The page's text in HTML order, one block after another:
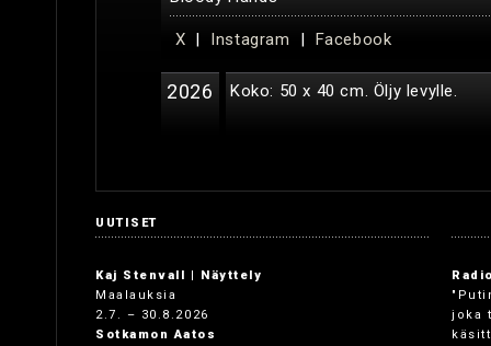
X | Instagram | Facebook
2026 Koko: 50 x 40 cm. Öljy levylle.
UUTISET
Kaj Stenvall | Näyttely
Maalauksia
2.7. – 30.8.2026
Sotkamon Aatos
joka